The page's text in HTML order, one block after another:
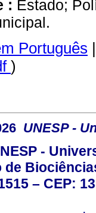
: Estado;
Português |
)
UNESP -
-
– CEP: